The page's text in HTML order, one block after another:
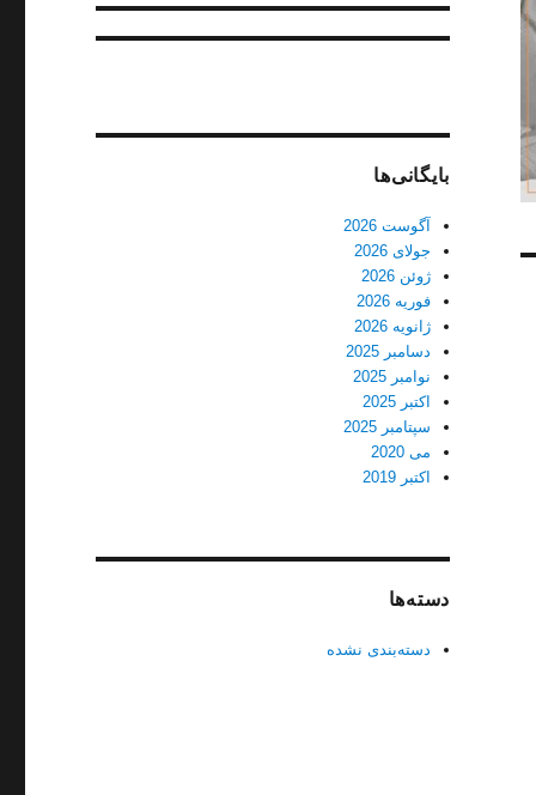
بایگانی‌ها
آگوست 2026
جولای 2026
ژوئن 2026
فوریه 2026
ژانویه 2026
دسامبر 2025
نوامبر 2025
اکتبر 2025
سپتامبر 2025
می 2020
اکتبر 2019
دسته‌ها
دسته‌بندی نشده